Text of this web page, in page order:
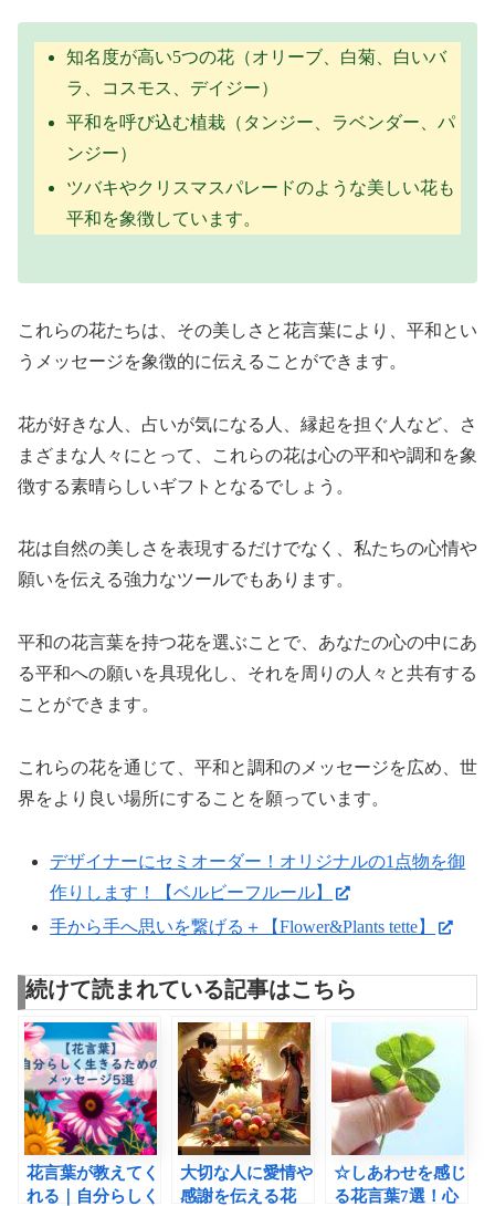
知名度が高い5つの花（オリーブ、白菊、白いバ
ラ、コスモス、デイジー）
平和を呼び込む植栽（タンジー、ラベンダー、パ
ンジー）
ツバキやクリスマスパレードのような美しい花も
平和を象徴しています。
これらの花たちは、その美しさと花言葉により、平和とい
うメッセージを象徴的に伝えることができます。
花が好きな人、占いが気になる人、縁起を担ぐ人など、さ
まざまな人々にとって、これらの花は心の平和や調和を象
徴する素晴らしいギフトとなるでしょう。
花は自然の美しさを表現するだけでなく、私たちの心情や
願いを伝える強力なツールでもあります。
平和の花言葉を持つ花を選ぶことで、あなたの心の中にあ
る平和への願いを具現化し、それを周りの人々と共有する
ことができます。
これらの花を通じて、平和と調和のメッセージを広め、世
界をより良い場所にすることを願っています。
デザイナーにセミオーダー！オリジナルの1点物を御
作りします！【ベルビーフルール】
手から手へ思いを繋げる＋【Flower&Plants tette】
続けて読まれている記事はこちら
花言葉が教えてく
れる｜自分らしく
大切な人に愛情や
感謝を伝える花
☆しあわせを感じ
る花言葉7選！心